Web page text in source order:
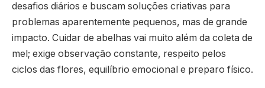
desafios diários e buscam soluções criativas para
problemas aparentemente pequenos, mas de grande
impacto. Cuidar de abelhas vai muito além da coleta de
mel; exige observação constante, respeito pelos
ciclos das flores, equilíbrio emocional e preparo físico.